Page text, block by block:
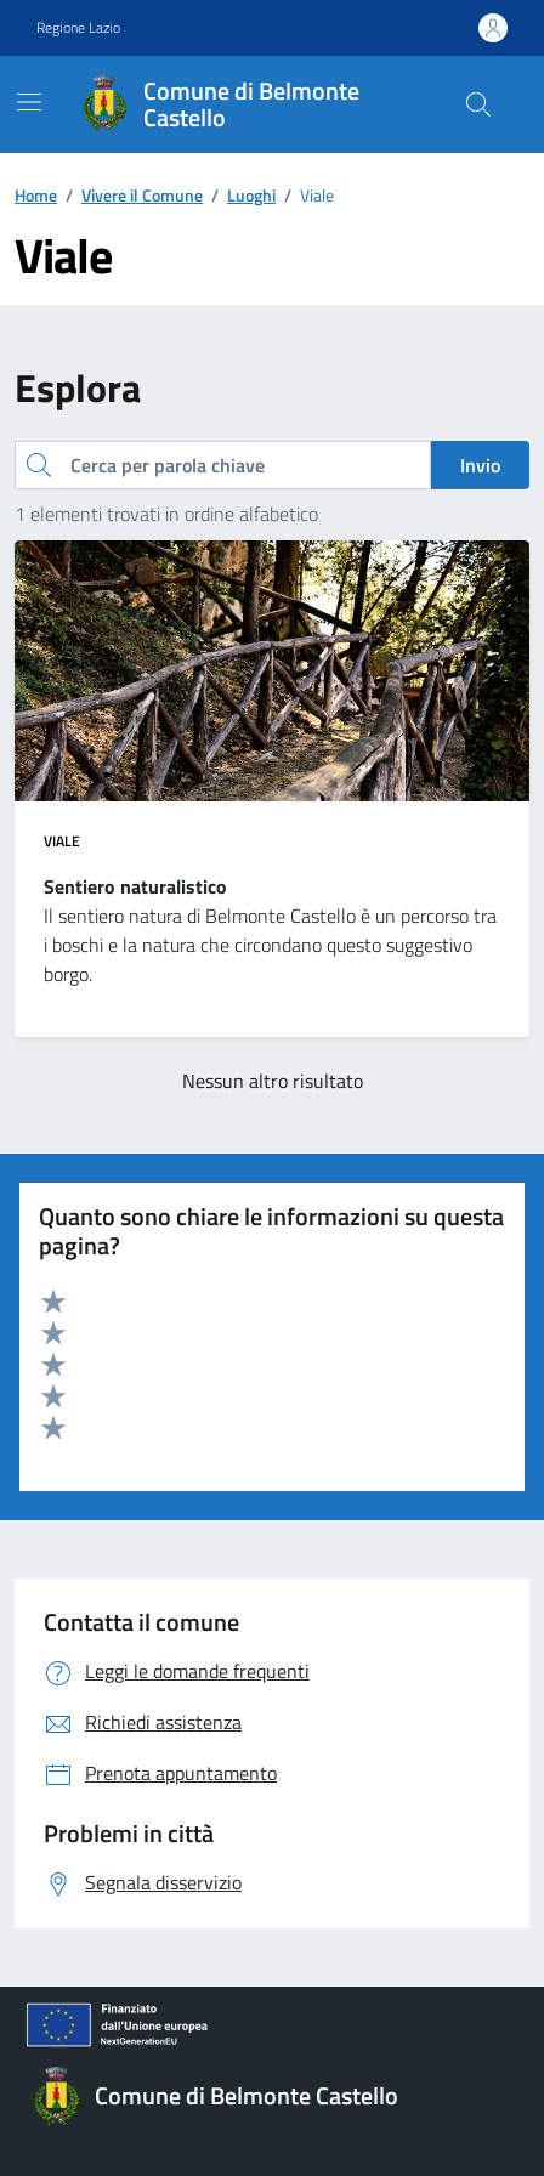
Regione Lazio
Comune di Belmonte
Castello
Contenuti in evidenza
Home / Vivere il Comune / Luoghi / Viale
Viale
Esplora
Cerca
Invio
1 elementi trovati in ordine alfabetico
VIALE
Sentiero naturalistico
Il sentiero natura di Belmonte Castello è un percorso tra
i boschi e la natura che circondano questo suggestivo
borgo.
Nessun altro risultato
Quanto sono chiare le informazioni su questa
pagina?
Valuta 5 stelle su 5
Valuta 4 stelle su 5
Valuta 3 stelle su 5
Valuta 2 stelle su 5
Contatta il comune
Leggi le domande frequenti
Richiedi assistenza
Prenota appuntamento
Problemi in città
Segnala disservizio
Comune di Belmonte Castello